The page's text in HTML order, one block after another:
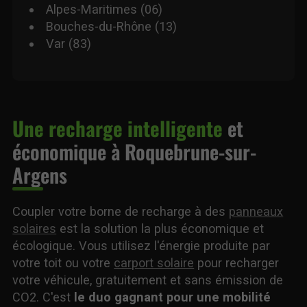
Alpes-Maritimes (06)
Bouches-du-Rhône (13)
Var (83)
Une recharge intelligente et
économique à Roquebrune-sur-
Argens
Coupler votre borne de recharge à des panneaux
solaires est la solution la plus économique et
écologique. Vous utilisez l'énergie produite par
votre toit ou votre carport solaire pour recharger
votre véhicule, gratuitement et sans émission de
CO2. C'est le duo gagnant pour une mobilité